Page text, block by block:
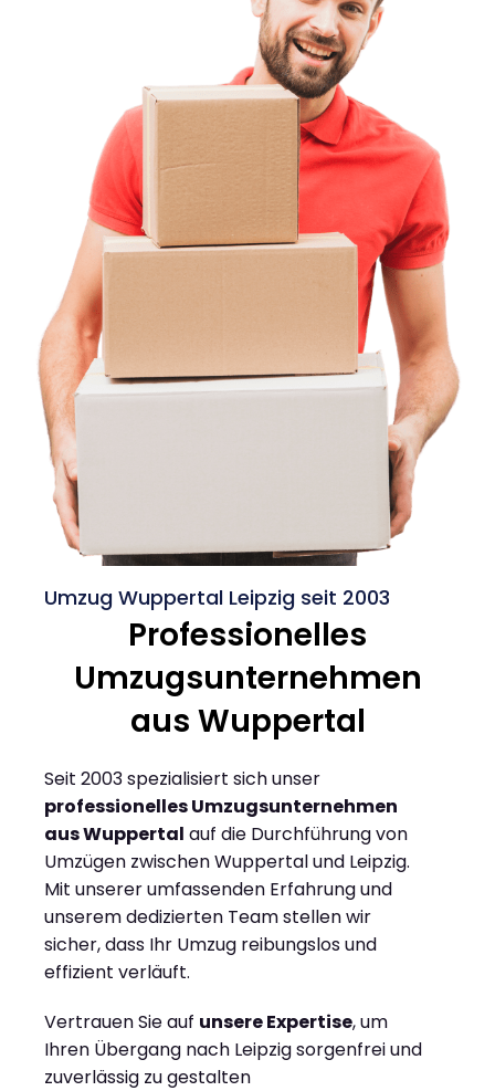
Umzug Wuppertal Leipzig seit 2003
Professionelles
Umzugsunternehmen
aus Wuppertal
Seit 2003 spezialisiert sich unser
professionelles Umzugsunternehmen
aus Wuppertal auf die Durchführung von
Umzügen zwischen Wuppertal und Leipzig.
Mit unserer umfassenden Erfahrung und
unserem dedizierten Team stellen wir
sicher, dass Ihr Umzug reibungslos und
effizient verläuft.
Vertrauen Sie auf unsere Expertise, um
Ihren Übergang nach Leipzig sorgenfrei und
zuverlässig zu gestalten